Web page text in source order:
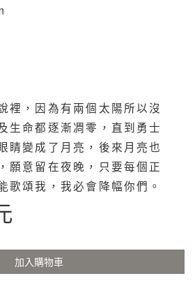
裡，因為有兩個太陽所以沒
生命都逐漸凋零，直到勇士
睛變成了月亮，後來月亮也
願意留在夜晚，只要每個正
歌頌我，我必會降幅你們。
加入購物車